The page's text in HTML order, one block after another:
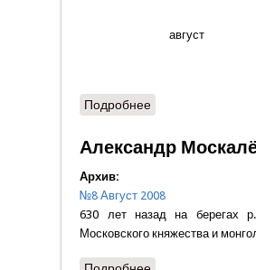
август
Подробнее
Александр
Архив:
№8 Август 2008
630 лет назад на берегах
Московского княжества и